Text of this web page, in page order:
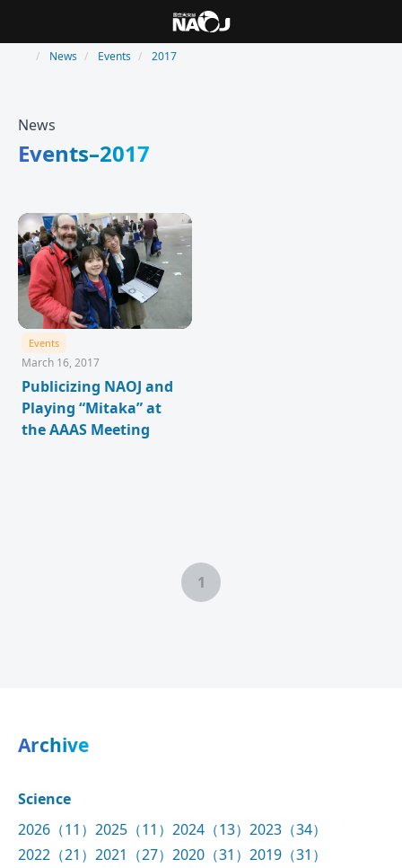
News Events 2017
News
Events–2017
Events
March 16, 2017
Publicizing NAOJ and
Playing “Mitaka” at
the AAAS Meeting
1
Archive
Science
2026（11） 2025（11） 2024（13） 2023（34）
2022（21） 2021（27） 2020（31） 2019（31）